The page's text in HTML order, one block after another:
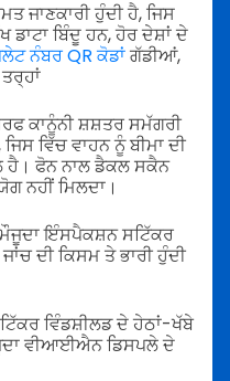
ਜਾਣਕਾਰੀ ਹੁੰਦੀ ਹੈ, ਜਿਸ
ਬਿੰਦੂ ਹਨ, ਹੋਰ ਦੇਸ਼ਾਂ ਦੇ
ਨੰਬਰ QR ਕੋਡਾਂਗੱਡੀਆਂ,
ਕਾਨੂੰਨੀ ਸ਼ਸ਼ਤਰ ਸਮੱਗਰੀ
ਵਿੱਚ ਵਾਹਨ ਨੂੰ ਬੀਮਾ ਦੀ
ਹੈ। ਫੋਨ ਨਾਲ ਡੈਕਲ ਸਕੈਨ
ਨਹੀਂ ਮਿਲਦਾ।
ਇੰਸਪੈਕਸ਼ਨ ਸਟਿੱਕਰ
ਦੀ ਕਿਸਮ ਤੇ ਭਾਰੀ ਹੁੰਦੀ
ਵਿੰਡਸ਼ੀਲਡ ਦੇ ਹੇਠਾਂ-ਖੱਬੇ
ਵੀਆਈਐਨ ਡਿਸਪਲੇ ਦੇ